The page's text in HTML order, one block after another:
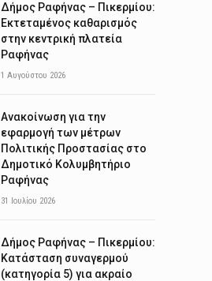
Δήμος Ραφήνας – Πικερμίου:
Εκτεταμένος καθαρισμός
στην κεντρική πλατεία
Ραφήνας
1 Αυγούστου 2026
Ανακοίνωση για την
εφαρμογή των μέτρων
Πολιτικής Προστασίας στο
Δημοτικό Κολυμβητήριο
Ραφήνας
31 Ιουλίου 2026
Δήμος Ραφήνας – Πικερμίου:
Κατάσταση συναγερμού
(κατηγορία 5) για ακραίο